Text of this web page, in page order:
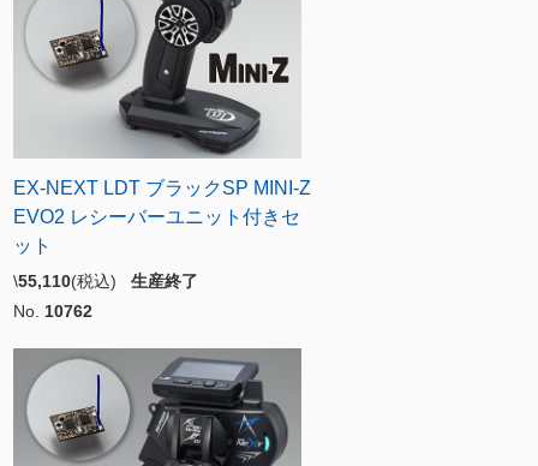
EX-NEXT LDT ブラックSP MINI-Z
EVO2 レシーバーユニット付きセ
ット
\55,110(税込) 生産終了
No. 10762